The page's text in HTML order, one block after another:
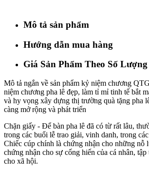
Mô tả sản phẩm
Hướng dẫn mua hàng
Giá Sản Phẩm Theo Số Lượng
Mô tả ngắn về sản phẩm kỷ niệm chương
niệm chương pha lê đẹp, làm tỉ mỉ tinh tế bắt
và hy vọng xây dựng thị trường quà tặng pha
càng mở rộng và phát triển
Chặn giấy - Để bàn pha lê đã có từ rất lâu,
trong các buổi lễ trao giải, vinh danh, trong
Chiếc cúp chính là chứng nhận cho những nỗ
chứng nhận cho sự cống hiến của cá nhân,
cho xã hội.